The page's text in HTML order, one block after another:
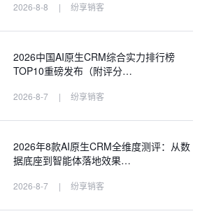
2026-8-8 | 纷享销客
2026中国AI原生CRM综合实力排行榜
TOP10重磅发布（附评分…
2026-8-7 | 纷享销客
2026年8款AI原生CRM全维度测评：从数
据底座到智能体落地效果…
2026-8-7 | 纷享销客